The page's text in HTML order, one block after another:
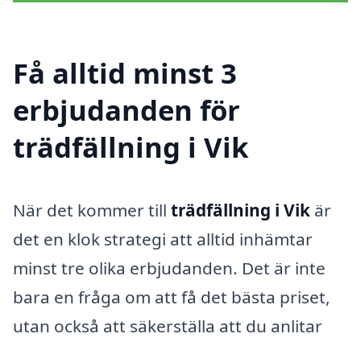
Få alltid minst 3
erbjudanden för
trädfällning i Vik
När det kommer till trädfällning i Vik är
det en klok strategi att alltid inhämtar
minst tre olika erbjudanden. Det är inte
bara en fråga om att få det bästa priset,
utan också att säkerställa att du anlitar